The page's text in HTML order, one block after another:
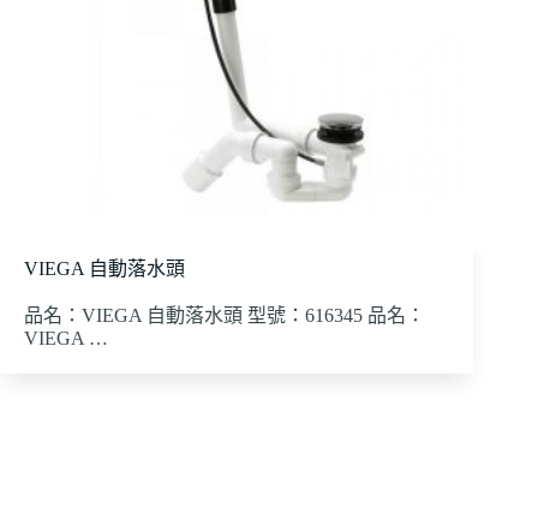
VIEGA 自動落水頭
品名：VIEGA 自動落水頭 型號：616345 品名：
VIEGA …